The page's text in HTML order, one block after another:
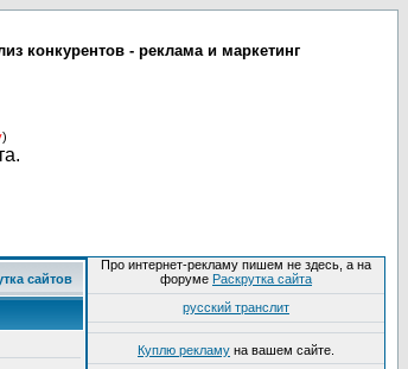
конкурентов - реклама и маркетинг
)
сайтов
Про интернет-рекламу пишем не здесь, а на
форуме Раскрутка сайта
русский транслит
Куплю рекламу на вашем сайте.